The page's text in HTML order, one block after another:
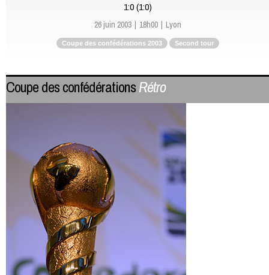
1:0 (1:0)
26 juin 2003 18h00 Lyon
Coupe des confédérations 2003 Second tour
Coupe des confédérationsRétro